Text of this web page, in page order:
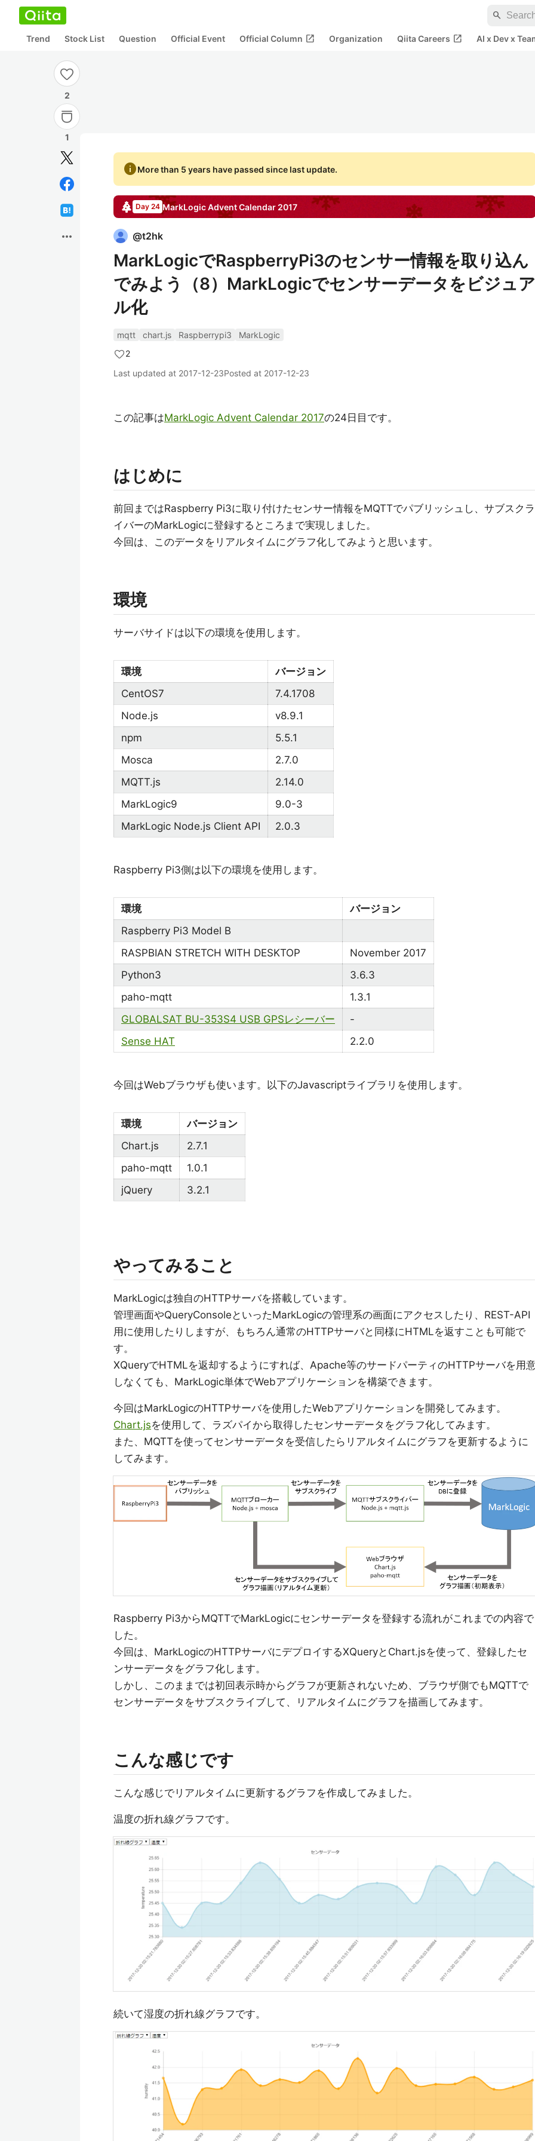
search
Trend Stock List Question Official Event Official Column open_in_new Organization Qiita Careers open_in_new AI x Dev x
2
1
more_horiz
infoMore than 5 years have passed since last update.
Day 24 MarkLogicAdvent Calendar 2017
@t2hk
MarkLogicでRaspberryPi3のセンサー情報を取り込ん
でみよう（8）MarkLogicでセンサーデータをビジュア
ル化
mqtt chart.js Raspberrypi3
MarkLogic
2
Last updated at 2017-12-23Posted at 2017-12-23
この記事はMarkLogic Advent Calendar 2017の24日目です。
はじめに
前回まではRaspberry Pi3に取り付けたセンサー情報をMQTTでパブリッシュし、サブスクラ
イバーのMarkLogicに登録するところまで実現しました。
今回は、このデータをリアルタイムにグラフ化してみようと思います。
環境
サーバサイドは以下の環境を使用します。
環境
バージョン
CentOS7
7.4.1708
Node.js
v8.9.1
npm
5.5.1
Mosca
2.7.0
MQTT.js
2.14.0
MarkLogic9
9.0-3
MarkLogic Node.js Client API
2.0.3
Raspberry Pi3側は以下の環境を使用します。
環境
バージョン
Raspberry Pi3 Model B
RASPBIAN STRETCH WITH DESKTOP
November 2017
Python3
3.6.3
paho-mqtt
1.3.1
GLOBALSAT BU-353S4 USB GPSレシーバー
-
Sense HAT
2.2.0
今回はWebブラウザも使います。以下のJavascriptライブラリを使用します。
環境
バージョン
Chart.js
2.7.1
paho-mqtt
1.0.1
jQuery
3.2.1
やってみること
MarkLogicは独自のHTTPサーバを搭載しています。
管理画面やQueryConsoleといったMarkLogicの管理系の画面にアクセスしたり、REST-API
用に使用したりしますが、もちろん通常のHTTPサーバと同様にHTMLを返すことも可能で
す。
XQueryでHTMLを返却するようにすれば、Apache等のサードパーティのHTTPサーバを用
しなくても、MarkLogic単体でWebアプリケーションを構築できます。
今回はMarkLogicのHTTPサーバを使用したWebアプリケーションを開発してみます。
Chart.jsを使用して、ラズパイから取得したセンサーデータをグラフ化してみます。
また、MQTTを使ってセンサーデータを受信したらリアルタイムにグラフを更新するように
してみます。
Raspberry Pi3からMQTTでMarkLogicにセンサーデータを登録する流れがこれまでの内容で
した。
今回は、MarkLogicのHTTPサーバにデプロイするXQueryとChart.jsを使って、登録したセ
ンサーデータをグラフ化します。
しかし、このままでは初回表示時からグラフが更新されないため、ブラウザ側でもMQTTで
センサーデータをサブスクライブして、リアルタイムにグラフを描画してみます。
こんな感じです
こんな感じでリアルタイムに更新するグラフを作成してみました。
温度の折れ線グラフです。
続いて湿度の折れ線グラフです。